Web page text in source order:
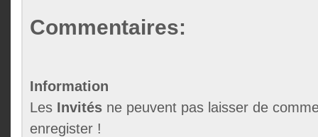
Commentaires:
Information
Les Invités ne peuvent pas laisser de
enregister !